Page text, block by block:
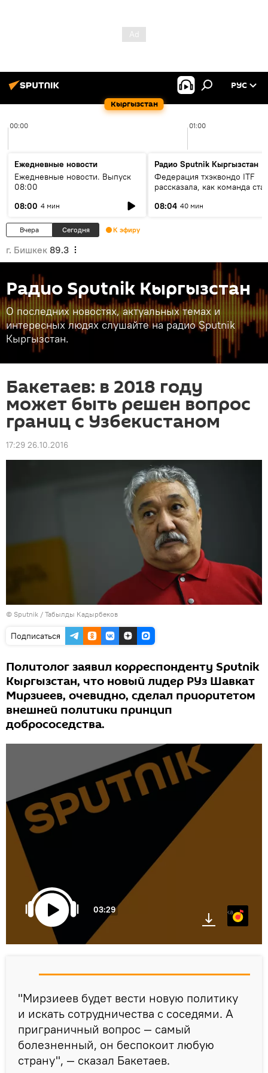
Кыргызстан
РУС
00:00 01:00
Ежедневные новости
Ежедневные новости. Выпуск
08:00
08:00 4 мин
Радио Sputnik Кыргызстан
Федерация тхэквондо ITF
рассказала, как команда
08:04 40 мин
Вчера Сегодня К эфиру
г. Бишкек 89.3
Радио Sputnik Кыргызстан
О последних новостях, актуальных темах и
интересных людях слушайте на радио Sputnik
Кыргызстан.
Бакетаев: в 2018 году
может быть решен вопрос
границ с Узбекистаном
17:29 26.10.2016
© Sputnik / Табылды Кадырбеков
Подписаться
Политолог заявил корреспонденту Sputnik
Кыргызстан, что новый лидер РУз Шавкат
Мирзиеев, очевидно, сделал приоритетом
внешней политики принцип
добрососедства.
03:29 Яндекс.Музыка
"Мирзиеев будет вести новую политику
и искать сотрудничества с соседями. А
приграничный вопрос — самый
болезненный, он беспокоит любую
страну", — сказал Бакетаев.